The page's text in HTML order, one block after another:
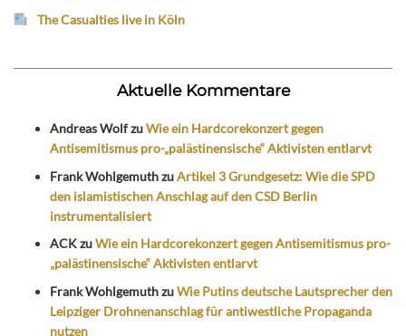
The Casualties live in Köln
Aktuelle Kommentare
Andreas WolfzuWie ein Hardcorekonzert gegen
Antisemitismus pro-„palästinensische“ Aktivisten entlarvt
Frank WohlgemuthzuArtikel 3 Grundgesetz: Wie die SPD
den islamistischen Anschlag auf den CSD Berlin
instrumentalisiert
ACKzuWie ein Hardcorekonzert gegen Antisemitismus pro-
„palästinensische“ Aktivisten entlarvt
Frank WohlgemuthzuWie Putins deutsche Lautsprecher den
Leipziger Drohnenanschlag für antiwestliche Propaganda
nutzen